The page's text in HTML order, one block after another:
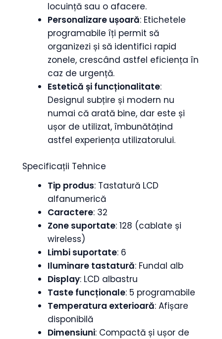
locuință sau o afacere.
Personalizare ușoară: Etichetele
programabile îți permit să
organizezi și să identifici rapid
zonele, crescând astfel eficiența în
caz de urgență.
Estetică și funcționalitate:
Designul subțire și modern nu
numai că arată bine, dar este și
ușor de utilizat, îmbunătățind
astfel experiența utilizatorului.
Specificații Tehnice
Tip produs: Tastatură LCD
alfanumerică
Caractere: 32
Zone suportate: 128 (cablate și
wireless)
Limbi suportate: 6
Iluminare tastatură: Fundal alb
Display: LCD albastru
Taste funcționale: 5 programabile
Temperatura exterioară: Afișare
disponibilă
Dimensiuni: Compactă și ușor de